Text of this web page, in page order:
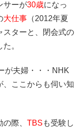
サーが30歳になっ
大仕事 （2012年夏
スターと、閉会式の
。
が夫婦・・・NHK
、ここからも伺い知
際、 TBS も受験し